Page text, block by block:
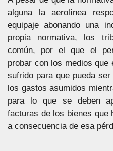
alguna la aerolínea
equipaje abonando una
propia normativa, los
común, por el que el
probar con los medios que
sufrido para que pueda
los gastos asumidos
para lo que se deben
facturas de los bienes que
a consecuencia de esa